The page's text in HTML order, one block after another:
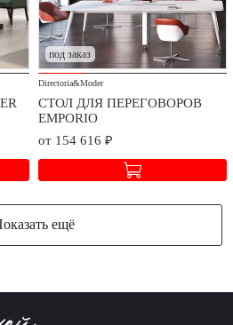
под заказ
Directoria&Moder
СТОЛ ДЛЯ ПЕРЕГОВОРОВ
EMPORIO
от 154 616 ₽
ещё